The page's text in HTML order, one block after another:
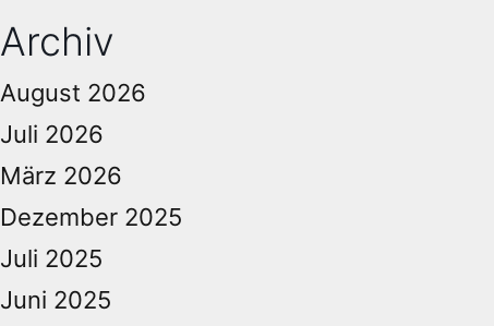
Archiv
August 2026
Juli 2026
März 2026
Dezember 2025
Juli 2025
Juni 2025